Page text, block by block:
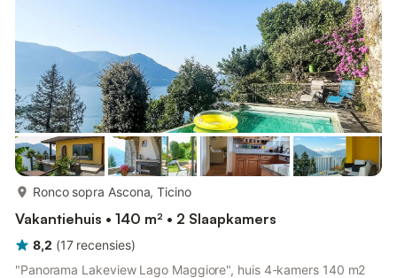
Ronco sopra Ascona, Ticino
Vakantiehuis • 140 m² • 2 Slaapkamers
8,2 (17 recensies)
"Panorama Lakeview Lago Maggiore", huis 4-kamers 140 m2